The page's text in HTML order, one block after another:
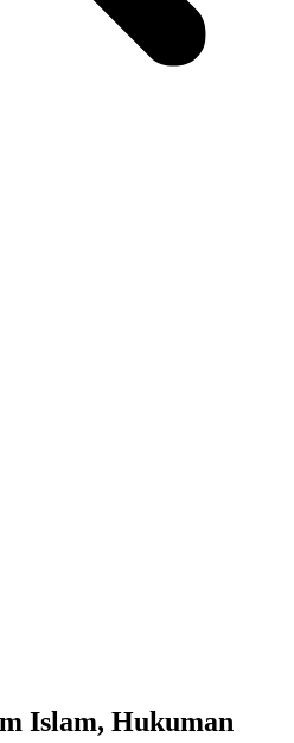
Islam, Hukuman